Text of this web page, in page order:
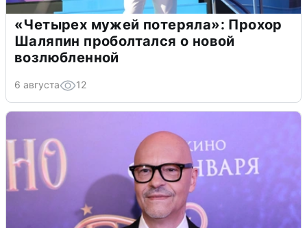
«Четырех мужей потеряла»: Прохор
Шаляпин проболтался о новой
возлюбленной
6 августа 12